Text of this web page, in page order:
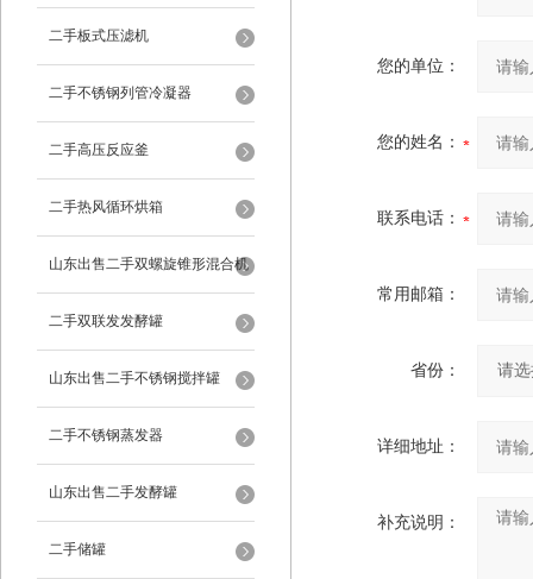
二手板式压滤机
二手不锈钢列管冷凝器
二手高压反应釜
二手热风循环烘箱
山东出售二手双螺旋锥形混合机
二手双联发发酵罐
山东出售二手不锈钢搅拌罐
二手不锈钢蒸发器
山东出售二手发酵罐
二手储罐
您的单位：
您的姓名：
联系电话：
常用邮箱：
省份：
详细地址：
补充说明：